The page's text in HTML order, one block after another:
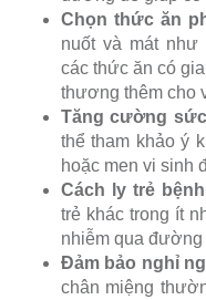
Chọn thức ăn
nuốt và mát như
các thức ăn có
thương thêm cho
Tăng cường
thể tham khảo ý
hoặc men vi sinh
Cách ly trẻ bệnh
trẻ khác trong ít
nhiễm qua đường
Đảm bảo nghỉ
chân miệng